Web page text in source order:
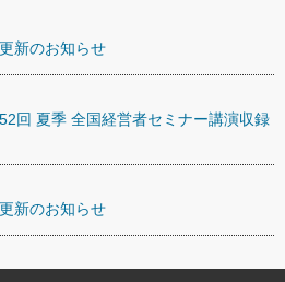
新のお知らせ
回 夏季 全国経営者セミナー講演収録
新のお知らせ